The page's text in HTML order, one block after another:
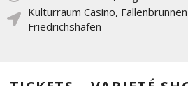
Kulturraum Casino,
Friedrichshafen